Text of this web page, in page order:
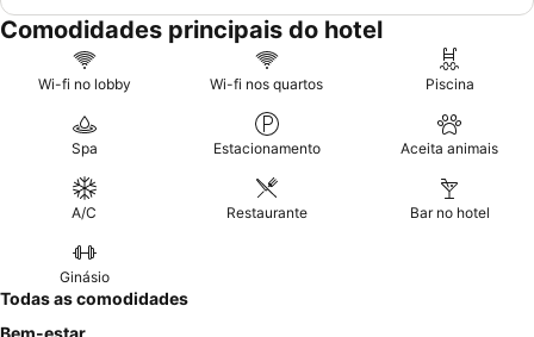
Comodidades principais do hotel
Wi-fi no lobby Wi-fi nos quartos Piscina
Spa Estacionamento Aceita animais
A/C Restaurante Bar no hotel
Ginásio
Todas as comodidades